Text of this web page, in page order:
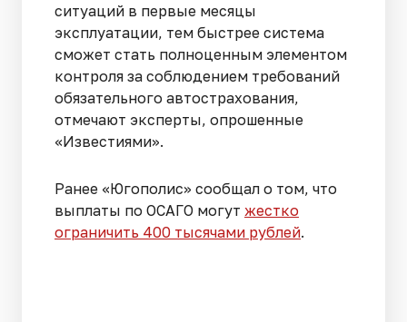
ситуаций в первые месяцы
эксплуатации, тем быстрее система
сможет стать полноценным элементом
контроля за соблюдением требований
обязательного автострахования,
отмечают эксперты, опрошенные
«Известиями».
Ранее «Югополис» сообщал о том, что
выплаты по ОСАГО могут жестко
ограничить 400 тысячами рублей.